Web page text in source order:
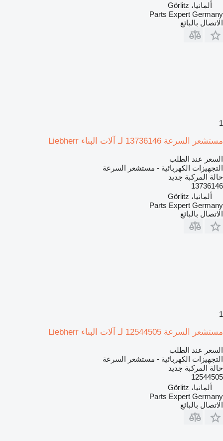
ألمانيا، Görlitz
Parts Expert Germany
الاتصال بالبائع
1
مستشعر السرعة 13736146 لـ آلات البناء Liebherr
السعر عند الطلب
التجهيزات الكهربائية - مستشعر السرعة
حالة المركبة جديد
13736146
ألمانيا، Görlitz
Parts Expert Germany
الاتصال بالبائع
1
مستشعر السرعة 12544505 لـ آلات البناء Liebherr
السعر عند الطلب
التجهيزات الكهربائية - مستشعر السرعة
حالة المركبة جديد
12544505
ألمانيا، Görlitz
Parts Expert Germany
الاتصال بالبائع